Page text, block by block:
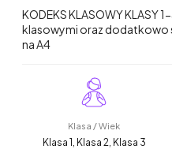
KODEKS KLASOWY KLASY
klasowymi oraz dodatkowo
na A4
Klasa / Wiek
Klasa 1, Klasa 2, Klasa 3